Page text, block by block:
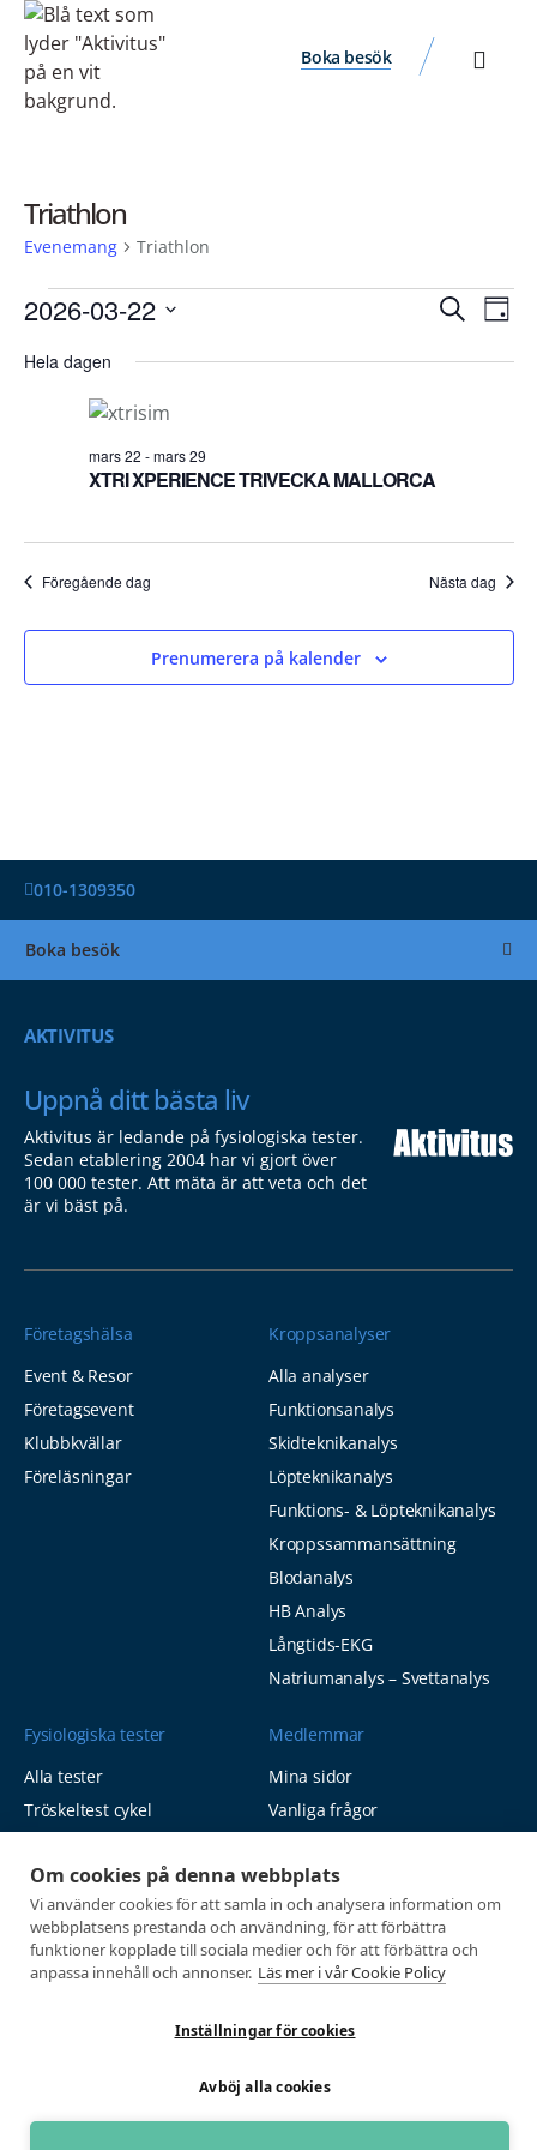
Om cookies på denna webbplats
Vi använder cookies för att samla in och analysera information om
webbplatsens prestanda och användning, för att förbättra
funktioner kopplade till sociala medier och för att förbättra och
anpassa innehåll och annonser. Läs mer i vår Cookie Policy
Inställningar för cookies
Avböj alla cookies
Boka besök
Triathlon
Evenemang Triathlon
Sök Dag
2026-03-22
datum.
Hela dagen
XTRI XPERIENCE TRIVECKA MALLORCA
mars 22 -mars 29
Föregående dag Nästa dag
Prenumerera på kalender
010-1309350
Boka besök
AKTIVITUS
Uppnå ditt bästa liv
Aktivitus är ledande på fysiologiska tester.
Sedan etablering 2004 har vi gjort över
100 000 tester. Att mäta är att veta och det
är vi bäst på.
Företagshälsa
Event & Resor
Företagsevent
Klubbkvällar
Föreläsningar
Kroppsanalyser
Alla analyser
Funktionsanalys
Skidteknikanalys
Löpteknikanalys
Funktions- & Löpteknikanalys
Kroppssammansättning
Blodanalys
HB Analys
Långtids-EKG
Natriumanalys – Svettanalys
Fysiologiska tester
Alla tester
Tröskeltest cykel
Tröskeltest skidor
Tröskeltest triathlon (cykel +
löpning)
Tröskeltest + VO2max
Medlemmar
Mina sidor
Vanliga frågor
© 2026
Integritetspolicy